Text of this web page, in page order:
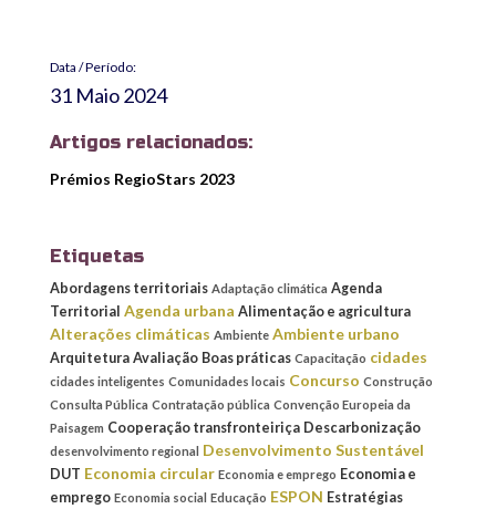
Data / Período:
31 Maio 2024
Artigos relacionados:
Prémios RegioStars 2023
Etiquetas
Abordagens territoriais Adaptação climática Agenda
Territorial Agenda urbana Alimentação e agricultura
Alterações climáticas Ambiente Ambiente urbano
Arquitetura Avaliação Boas práticas Capacitação cidades
cidades inteligentes Comunidades locais Concurso Construção
Consulta Pública Contratação pública Convenção Europeia da
Paisagem Cooperação transfronteiriça Descarbonização
desenvolvimento regional Desenvolvimento Sustentável
DUT Economia circular Economia e emprego Economia e
emprego Economia social Educação ESPON Estratégias